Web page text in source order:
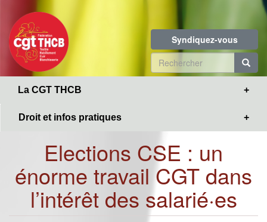
contenu
principal
Syndiquez-vous
Formulaire
de
La CGT THCB
Droit et infos pratiques
Elections CSE : un
énorme travail CGT dans
l’intérêt des salarié·es